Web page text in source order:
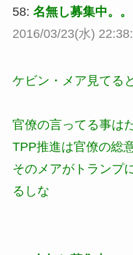
58: 名無し募集中。
2016/03/23(水)
ケビン・メア見てる
官僚の言ってる事は
TPP推進は官僚の総
そのメアがトランプ
るしな